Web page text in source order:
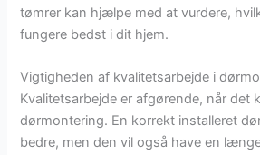
tømrer kan hjælpe med at vurdere,
fungere bedst i dit hjem.
Vigtigheden af kvalitetsarbejde i
Kvalitetsarbejde er afgørende, når det
dørmontering. En korrekt installeret
bedre, men den vil også have en